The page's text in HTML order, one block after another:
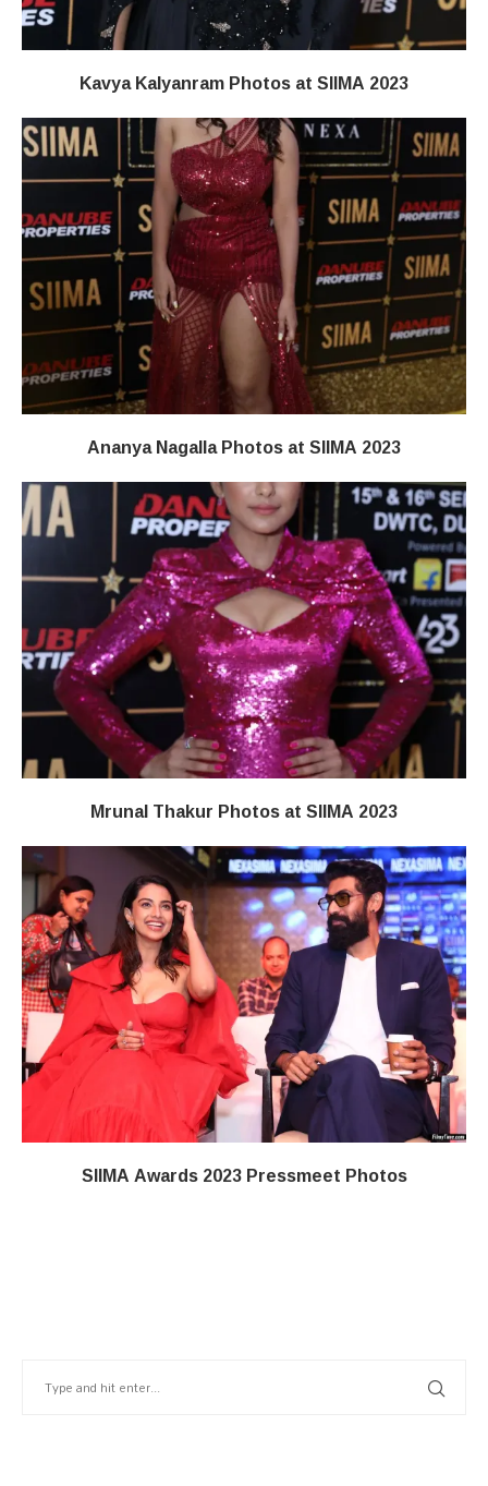
Kavya Kalyanram Photos at SIIMA 2023
Ananya Nagalla Photos at SIIMA 2023
Mrunal Thakur Photos at SIIMA 2023
SIIMA Awards 2023 Pressmeet Photos